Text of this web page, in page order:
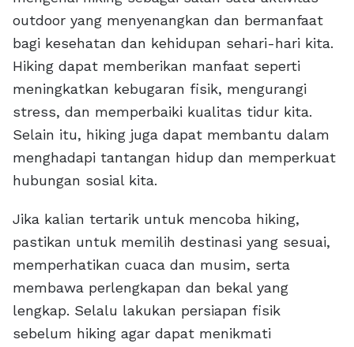
outdoor yang menyenangkan dan bermanfaat
bagi kesehatan dan kehidupan sehari-hari kita.
Hiking dapat memberikan manfaat seperti
meningkatkan kebugaran fisik, mengurangi
stress, dan memperbaiki kualitas tidur kita.
Selain itu, hiking juga dapat membantu dalam
menghadapi tantangan hidup dan memperkuat
hubungan sosial kita.
Jika kalian tertarik untuk mencoba hiking,
pastikan untuk memilih destinasi yang sesuai,
memperhatikan cuaca dan musim, serta
membawa perlengkapan dan bekal yang
lengkap. Selalu lakukan persiapan fisik
sebelum hiking agar dapat menikmati